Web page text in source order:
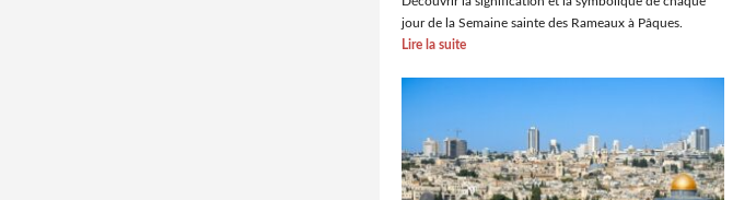
jour de la Semaine sainte des Rameaux à Pâques.
Lire la suite